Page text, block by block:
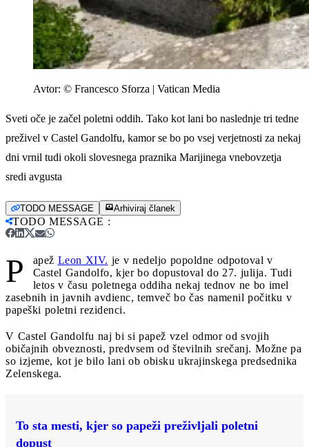
Avtor: © Francesco Sforza | Vatican Media
Sveti oče je začel poletni oddih. Tako kot lani bo naslednje tri tedne
preživel v Castel Gandolfu, kamor se bo po vsej verjetnosti za nekaj
dni vrnil tudi okoli slovesnega praznika Marijinega vnebovzetja
sredi avgusta
TODO MESSAGE Arhiviraj članek
TODO MESSAGE :
P apež Leon XIV. je v nedeljo popoldne odpotoval v
Castel Gandolfo, kjer bo dopustoval do 27. julija. Tudi
letos v času poletnega oddiha nekaj tednov ne bo imel
zasebnih in javnih avdienc, temveč bo čas namenil počitku v
papeški poletni rezidenci.
V Castel Gandolfu naj bi si papež vzel odmor od svojih
običajnih obveznosti, predvsem od številnih srečanj. Možne pa
so izjeme, kot je bilo lani ob obisku ukrajinskega predsednika
Zelenskega.
To sta mesti, kjer so papeži preživljali poletni
dopust